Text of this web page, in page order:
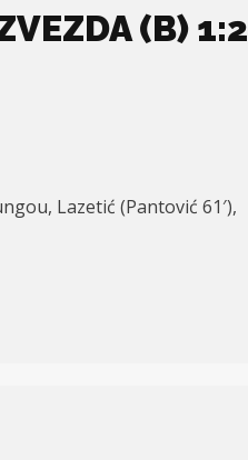
(B) 1:2
Lazetić (Pantović 61′),